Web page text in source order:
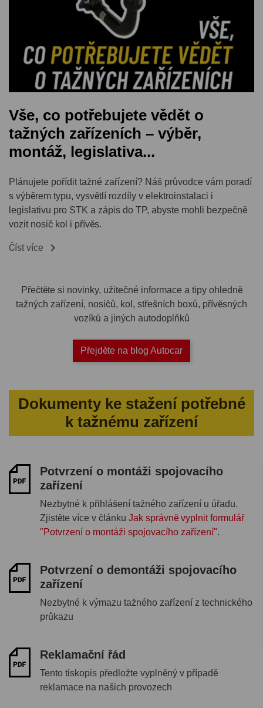
Vše, co potřebujete vědět o
tažných zařízeních – výběr,
montáž, legislativa...
Plánujete pořídit tažné zařízení? Náš průvodce vám poradí
s výběrem typu, vysvětlí rozdíly v elektroinstalaci i
legislativu pro STK a zápis do TP, abyste mohli bezpečně
vozit nosič kol i přívěs.
Číst více 
Přečtěte si novinky, užitečné informace a tipy ohledně
tažných zařízení, nosičů, kol, střešních boxů, přívěsných
vozíků a jiných autodoplňků
Přejděte na blog Autocar
Dokumenty ke stažení potřebné
k tažnému zařízení
Potvrzení o montáži spojovacího
zařízení
Nezbytné k přihlášení tažného zařízení u úřadu.
Zjistěte více v článku Jak správně vyplnit formulář
"Potvrzení o montáži spojovacího zařízení".
Potvrzení o demontáži spojovacího
zařízení
Nezbytné k výmazu tažného zařízení z technického
průkazu
Reklamační řád
Tento tiskopis předložte vyplněný v případě
reklamace na našich provozech